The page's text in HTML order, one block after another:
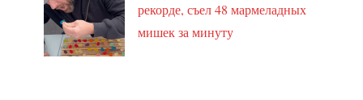
рекорде, съел 48 мармеладных
мишек за минуту